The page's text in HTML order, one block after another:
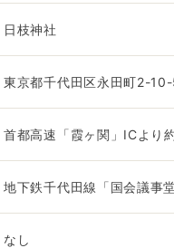
日枝神社
東京都千代田区永田町2-
首都高速「霞ヶ関」ICより
地下鉄千代田線「国会議事
なし